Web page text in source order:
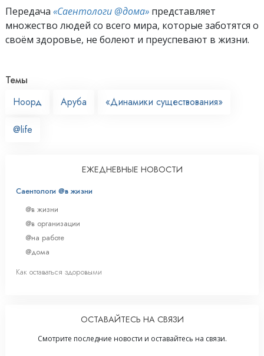
Передача «Саентологи @дома» представляет
множество людей со всего мира, которые заботятся о
своём здоровье, не болеют и преуспевают в жизни.
Темы
Ноорд
Аруба «Динамики существования»
@life
ЕЖЕДНЕВНЫЕ НОВОСТИ
Саентологи @в жизни
@в жизни
@в организации
@на работе
@дома
Как оставаться здоровыми
ОСТАВАЙТЕСЬ НА СВЯЗИ
Смотрите последние новости и оставайтесь на связи.